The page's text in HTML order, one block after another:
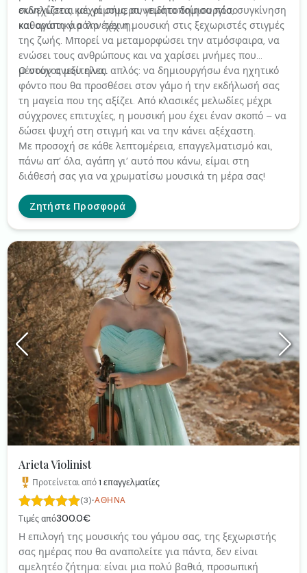
συνεχίζεται μέχρι σήμερα, γεμάτο δημιουργία, συγκίνηση
και αγάπη για την τέχνη.
εκδηλώσεις και γάμους, συνειδητοποίησα πόσο
καθοριστικό ρόλο έχει η μουσική στις ξεχωριστές στιγμές
της ζωής. Μπορεί να μεταμορφώσει την ατμόσφαιρα, να
ενώσει τους ανθρώπους και να χαρίσει μνήμες που
μένουν ανεξίτηλες.
Ο στόχος μου είναι απλός: να δημιουργήσω ένα ηχητικό
φόντο που θα προσθέσει στον γάμο ή την εκδήλωσή σας
τη μαγεία που της αξίζει. Από κλασικές μελωδίες μέχρι
σύγχρονες επιτυχίες, η μουσική μου έχει έναν σκοπό – να
δώσει ψυχή στη στιγμή και να την κάνει αξέχαστη.
Με προσοχή σε κάθε λεπτομέρεια, επαγγελματισμό και,
πάνω απ’ όλα, αγάπη γι’ αυτό που κάνω, είμαι στη
διάθεσή σας για να χρωματίσω μουσικά τη μέρα σας!
Ζητήστε Προσφορά
Arieta Violinist
Προτείνεται από1 επαγγελματίες
(3)·ΑΘΉΝΑ
Τιμές από300.0€
Η επιλογή της μουσικής του γάμου σας, της ξεχωριστής
σας ημέρας που θα αναπολείτε για πάντα, δεν είναι
αμελητέο ζήτημα: είναι μια πολύ βαθιά, προσωπική